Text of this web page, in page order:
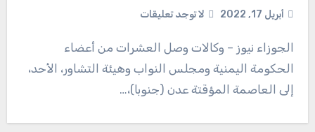
أبريل 17, 2022 لا توجد تعليقات
الحكومة اليمنية ومجلس النواب وهيئة التشاور، الأحد،
إلى العاصمة المؤقتة عدن (جنوبا)،…